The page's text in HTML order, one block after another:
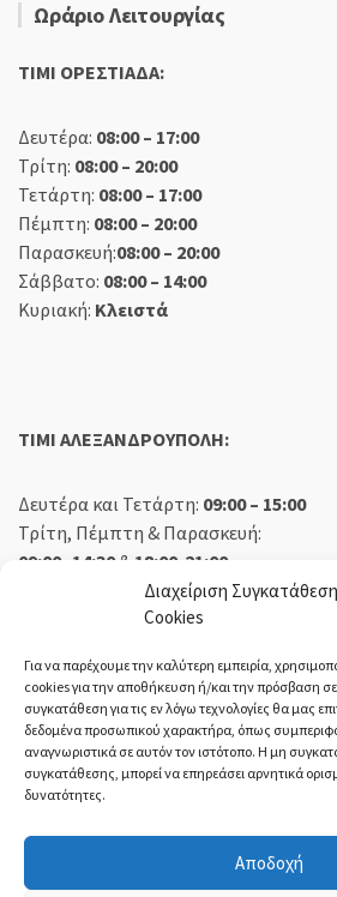
Διαχείριση
Cookies
Για να παρέχουμε την καλύτερη εμπειρία,
cookies για την αποθήκευση ή/και την πρόσβαση
συγκατάθεση για τις εν λόγω τεχνολογίες θα μας
δεδομένα προσωπικού χαρακτήρα, όπως
αναγνωριστικά σε αυτόν τον ιστότοπο. Η μη
συγκατάθεσης, μπορεί να επηρεάσει αρνητικά
δυνατότητες.
Αποδοχή
Ωράριο Λειτουργίας
TIMI ΟΡΕΣΤΙΑΔΑ:
Δευτέρα: 08:00 – 17:00
Τρίτη: 08:00 – 20:00
Τετάρτη: 08:00 – 17:00
Πέμπτη: 08:00 – 20:00
Παρασκευή:08:00 – 20:00
Σάββατο: 08:00 – 14:00
Κυριακή: Κλειστά
TIMI ΑΛΕΞΑΝΔΡΟΥΠΟΛΗ:
Δευτέρα και Τετάρτη: 09:00 – 15:00
Τρίτη, Πέμπτη & Παρασκευή:
09:00 -14:30 & 18:00-21:00
09:00 – 14:30
Κλειστά
ΕΚΘΕΣΗ ΟΡΕΣΤΙΑΔΑ:
Τρίτη, Πέμπτη, Παρασκευή:08:30 –